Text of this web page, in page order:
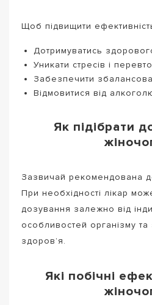
Щоб підвищити
Дотримуватись
Уникати стресів і
Забезпечити
Відмовитися від
Як підібрати
Зазвичай рекомендована
При необхідності лікар
дозування залежно від
особливостей організму та
здоров’я.
Які побічні